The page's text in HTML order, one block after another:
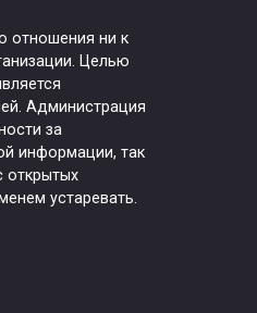
отношения ни к
Целью
Администрация
за
информации, так
открытых
устаревать.